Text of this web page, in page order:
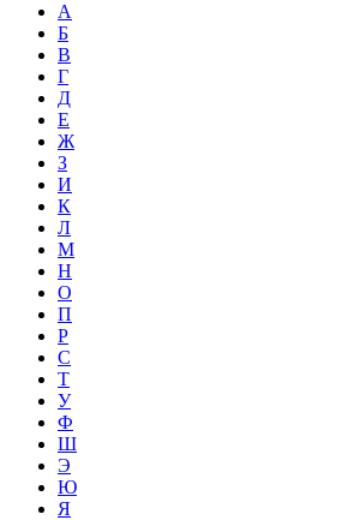
А
Б
В
Г
Д
Е
Ж
З
И
К
Л
М
Н
О
П
Р
С
Т
У
Ф
Ш
Э
Ю
Я